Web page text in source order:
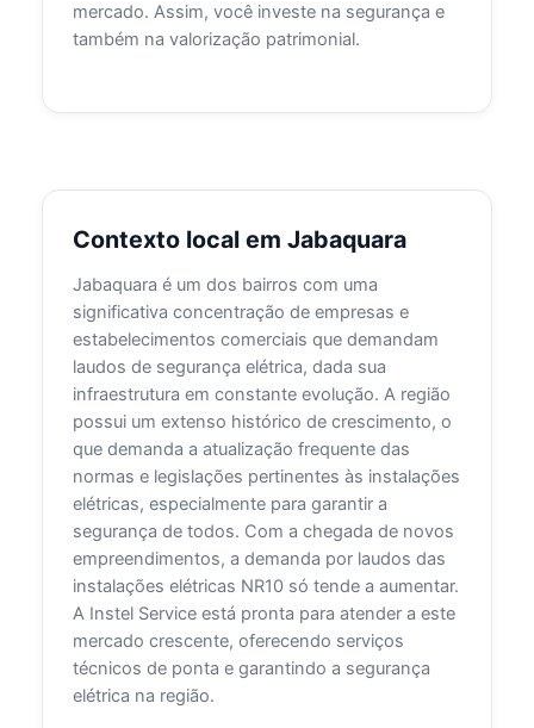
mercado. Assim, você investe na segurança e
também na valorização patrimonial.
Contexto local em Jabaquara
Jabaquara é um dos bairros com uma
significativa concentração de empresas e
estabelecimentos comerciais que demandam
laudos de segurança elétrica, dada sua
infraestrutura em constante evolução. A região
possui um extenso histórico de crescimento, o
que demanda a atualização frequente das
normas e legislações pertinentes às instalações
elétricas, especialmente para garantir a
segurança de todos. Com a chegada de novos
empreendimentos, a demanda por laudos das
instalações elétricas NR10 só tende a aumentar.
A Instel Service está pronta para atender a este
mercado crescente, oferecendo serviços
técnicos de ponta e garantindo a segurança
elétrica na região.